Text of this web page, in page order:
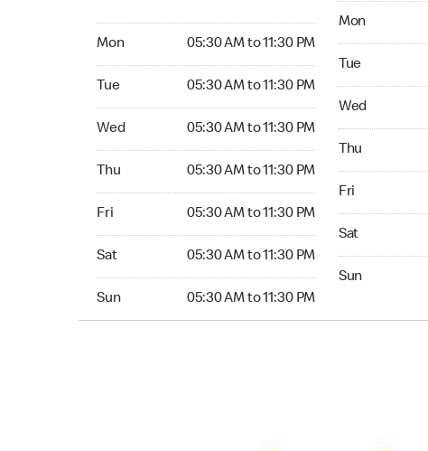
Mon 05:30 AM to 11:30 PM
Tue 05:30 AM to 11:30 PM
Wed 05:30 AM to 11:30 PM
Thu 05:30 AM to 11:30 PM
Fri 05:30 AM to 11:30 PM
Sat 05:30 AM to 11:30 PM
Sun 05:30 AM to 11:30 PM
Mon
Tue
Wed
Thu
Fri
Sat
Sun